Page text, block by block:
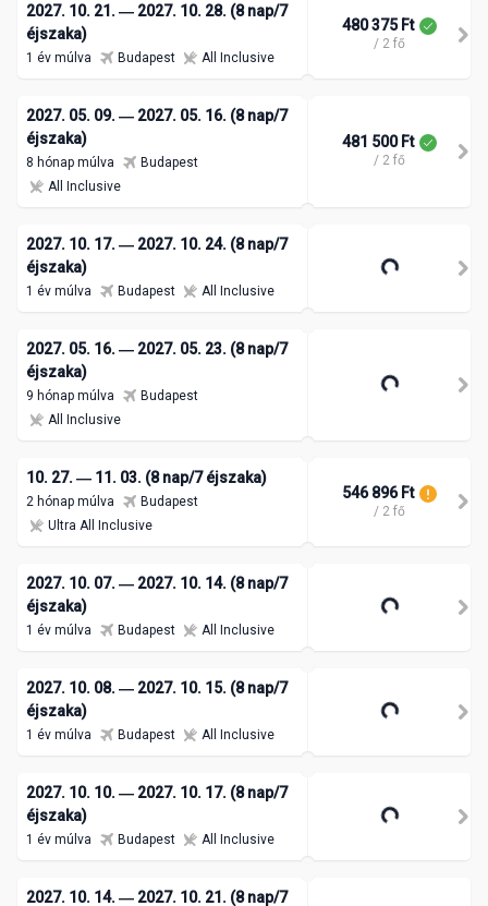
2027. 10. 21. ― 2027. 10. 28. (8 nap/7
éjszaka)
1 év múlva Budapest All Inclusive
480 375 Ft
/ 2 fő
2027. 05. 09. ― 2027. 05. 16. (8 nap/7
éjszaka)
8 hónap múlva
Budapest
All Inclusive
481 500 Ft
/ 2 fő
2027. 10. 17. ― 2027. 10. 24. (8 nap/7
éjszaka)
1 év múlva Budapest All Inclusive
535 500 Ft
/ 2 fő
2027. 05. 16. ― 2027. 05. 23. (8 nap/7
éjszaka)
9 hónap múlva
Budapest
All Inclusive
539 625 Ft
/ 2 fő
10. 27. ― 11. 03. (8 nap/7 éjszaka)
2 hónap múlva
Budapest
Ultra All Inclusive
546 896 Ft
/ 2 fő
2027. 10. 07. ― 2027. 10. 14. (8 nap/7
éjszaka)
1 év múlva Budapest All Inclusive
549 375 Ft
/ 2 fő
2027. 10. 08. ― 2027. 10. 15. (8 nap/7
éjszaka)
1 év múlva Budapest All Inclusive
549 375 Ft
/ 2 fő
2027. 10. 10. ― 2027. 10. 17. (8 nap/7
éjszaka)
1 év múlva Budapest All Inclusive
549 375 Ft
/ 2 fő
2027. 10. 14. ― 2027. 10. 21. (8 nap/7